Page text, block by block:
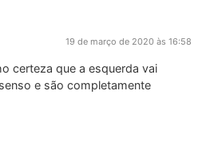
19 de março de 2020 às 16:58
certeza que a esquerda vai
e são completamente